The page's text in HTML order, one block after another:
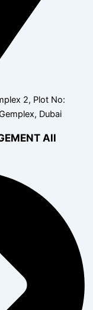
2, Plot No:
Dubai
All